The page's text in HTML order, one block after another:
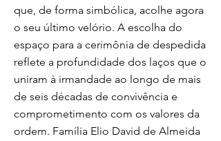
que, de forma simbólica, acolhe agora
o seu último velório. A escolha do
espaço para a cerimônia de despedida
reflete a profundidade dos laços que o
uniram à irmandade ao longo de mais
de seis décadas de convivência e
comprometimento com os valores da
ordem. Família Elio David de Almeida